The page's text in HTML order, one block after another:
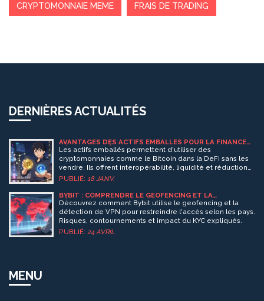
CRYPTOMONNAIE MEME FRAIS DE TRADING
DERNIÈRES ACTUALITÉS
AVANTAGES DES ACTIFS EMBALLÉS POUR LA FINANCE
DÉCENTRALISÉE
Les actifs emballés permettent d'utiliser des
cryptomonnaies comme le Bitcoin dans la DeFi sans les
vendre. Ils offrent interopérabilité, liquidité et réduction
des coûts, transformant la finance décentralisée.
PUBLIÉ: 18 JANV.
BYBIT : COMPRENDRE LE GEOFENCING ET LA
DÉTECTION DES VPN POUR LES TRADERS
Découvrez comment Bybit utilise le geofencing et la
détection de VPN pour restreindre l'accès selon les pays.
Risques, contournements et impact du KYC expliqués.
PUBLIÉ: 24 AVRIL
MENU